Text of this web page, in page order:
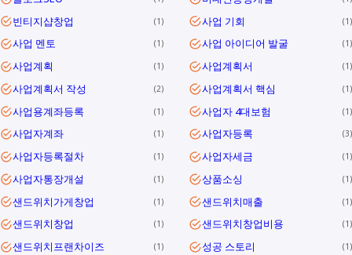
빈티지샵창업 1 사업 기회 1
사업 멘토 1 사업 아이디어 발굴 1
사업계획 1 사업계획서 1
사업계획서 작성 2 사업계획서 핵심 1
사업용계좌등록 1 사업자 4대보험 1
사업자계좌 1 사업자등록 3
사업자등록절차 1 사업자세금 1
사업자통장개설 1 상품소싱 1
샌드위치가게창업 1 샌드위치매출 1
샌드위치창업 1 샌드위치창업비용 1
샌드위치프랜차이즈 1 성공 스토리 1